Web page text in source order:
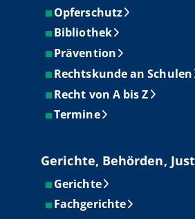
Opferschutz
Bibliothek
Prävention
Rechtskunde an Schulen
Recht von A bis Z
Termine
Gerichte, Behörden,
Gerichte
Fachgerichte